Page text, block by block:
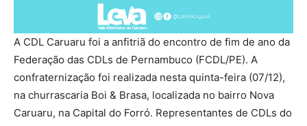
A CDL Caruaru foi a anfitriã do encontro de fim de ano da
Federação das CDLs de Pernambuco (FCDL/PE). A
confraternização foi realizada nesta quinta-feira (07/12),
na churrascaria Boi & Brasa, localizada no bairro Nova
Caruaru, na Capital do Forró. Representantes de CDLs do